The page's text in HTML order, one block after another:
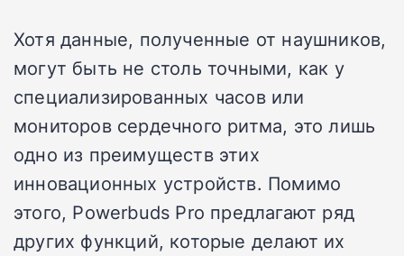
Хотя данные, полученные от наушников,
могут быть не столь точными, как у
специализированных часов или
мониторов сердечного ритма, это лишь
одно из преимуществ этих
инновационных устройств. Помимо
этого, Powerbuds Pro предлагают ряд
других функций, которые делают их